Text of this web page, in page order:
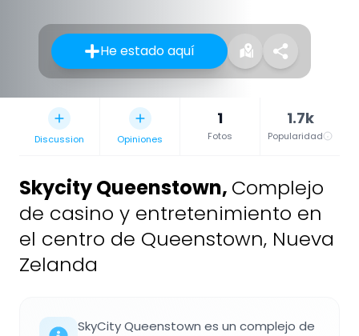
He estado aquí
Discussion Opiniones
1
Fotos
1.7k
Popularidad
Skycity Queenstown, Complejo
de casino y entretenimiento en
el centro de Queenstown, Nueva
Zelanda
SkyCity Queenstown es un complejo de